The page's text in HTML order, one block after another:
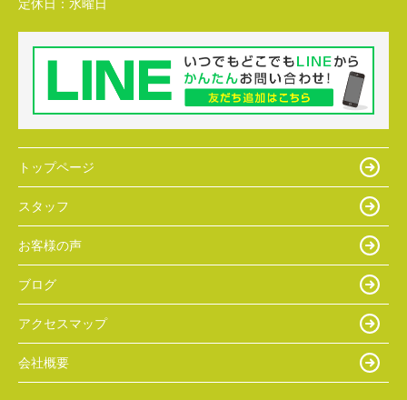
定休日： 水曜日
トップページ
スタッフ
お客様の声
ブログ
アクセスマップ
会社概要